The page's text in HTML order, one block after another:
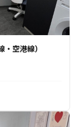
空港線）